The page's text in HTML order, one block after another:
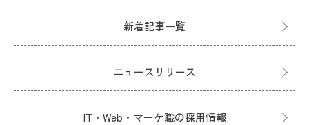
新着記事一覧
ニュースリリース
IT・Web・マーケ職の採用情報